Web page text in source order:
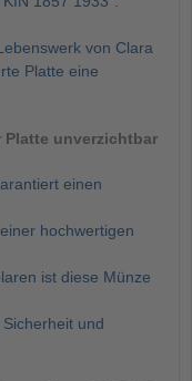
von Clara
Platte eine
Platte unverzichtbar
einen
hochwertigen
ist diese Münze
und